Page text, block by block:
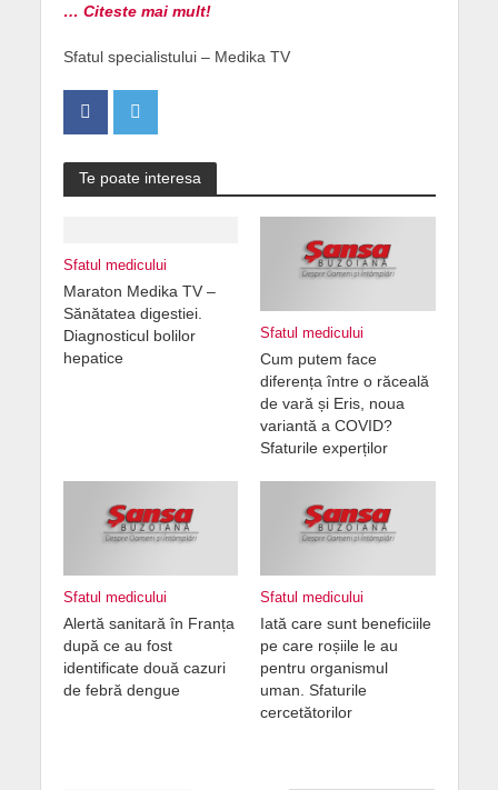
… Citeste mai mult!
Sfatul specialistului – Medika TV
Te poate interesa
Sfatul medicului
Maraton Medika TV –
Sănătatea digestiei.
Diagnosticul bolilor
hepatice
Sfatul medicului
Cum putem face
diferența între o răceală
de vară și Eris, noua
variantă a COVID?
Sfaturile experților
Sfatul medicului
Alertă sanitară în Franța
după ce au fost
identificate două cazuri
de febră dengue
Sfatul medicului
Iată care sunt beneficiile
pe care roșiile le au
pentru organismul
uman. Sfaturile
cercetătorilor